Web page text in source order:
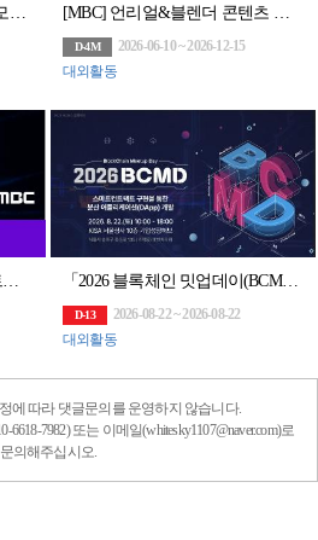
2026 국민참여 청렴콘텐츠 공모전(~8/31) [MBC] 언리얼&블렌더 콘텐츠 전문가 과정 6기 모집 (~6/10)
D-4M
2026-06-10 ~ 2026-12-15
대외활동
[MBC] AI 모델훈련&디지털 트윈 아카데미 모집(~7/31) 「2026 블록체인 밋업데이(BCMD)」 18회차 교육생 모집
D-13
2026-08-22 ~ 2026-08-22
대외활동
에 따라 댓글문의를 운영하지 않습니다.
7982) 또는 이메일(whitesky1107@naver.com)로
문의해주십시오.